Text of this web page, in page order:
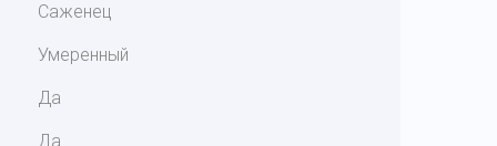
Саженец
Умеренный
Да
Да